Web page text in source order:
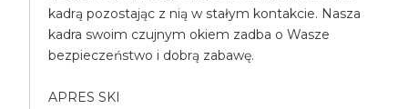
kadrą pozostając z nią w stałym kontakcie. Nasza
kadra swoim czujnym okiem zadba o Wasze
bezpieczeństwo i dobrą zabawę.
APRES SKI